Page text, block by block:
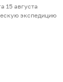
15 августа
экспедицию